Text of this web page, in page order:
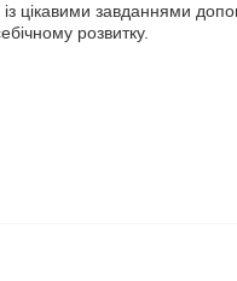
цікавими завданнями
розвитку.